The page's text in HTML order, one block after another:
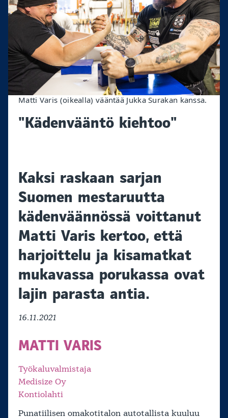
Matti Varis (oikealla) vääntää Jukka Surakan kanssa.
"Kädenvääntö kiehtoo"
Kaksi raskaan sarjan
Suomen mestaruutta
kädenväännössä voittanut
Matti Varis kertoo, että
harjoittelu ja kisamatkat
mukavassa porukassa ovat
lajin parasta antia.
16.11.2021
MATTI VARIS
Työkaluvalmistaja
Medisize Oy
Kontiolahti
Punatiilisen omakotitalon autotallista kuuluu